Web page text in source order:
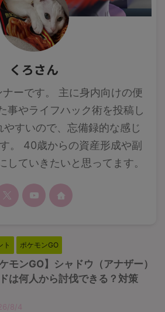
くろさん
ーです。 主に身内向けの便
事やライフハック術を投稿し
やすいので、忘備録的な感じ
。 40歳からの資産形成や副
していきたいと思ってます。
ト ポケモンGO
ケモンGO】シャドウ（アナザー）
は何人から討伐できる？対策
8/4